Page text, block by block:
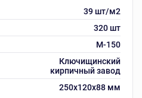
39 шт/м2
320 шт
M-150
Ключищинский
кирпичный завод
250х120х88 мм